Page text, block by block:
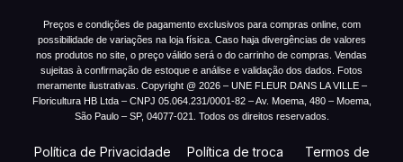
Preços e condições de pagamento exclusivos para compras online, com
possibilidade de variações na loja física. Caso haja divergências de valores
nos produtos no site, o preço válido será o do carrinho de compras. Vendas
sujeitas à confirmação de estoque e análise e validação dos dados. Fotos
meramente ilustrativas. Copyright @ 2026 – UNE FLEUR DANS LA VILLE –
Floricultura HB Ltda – CNPJ 05.064.231/0001-82 – Av. Moema, 480 – Moema,
São Paulo – SP, 04077-021. Todos os direitos reservados.
Política de Privacidade Política de troca
Termos de